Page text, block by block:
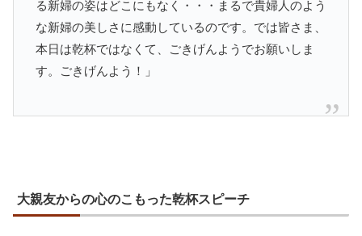
る新婦の姿はどこにもなく・・・まるで貴婦人のよう
な新婦の美しさに感動しているのです。では皆さま、
本日は乾杯ではなくて、ごきげんようでお願いしま
す。ごきげんよう！」
大親友からの心のこもった乾杯スピーチ